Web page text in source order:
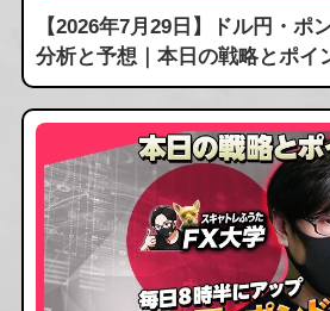
【2026年7月29日】ドル円・ポ
分析と予想｜本日の戦略とポイ